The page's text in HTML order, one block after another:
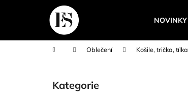
NOVINKY
Domů Oblečení Košile, trička, tílka
Přeskočit
kategorie
Kategorie
í
Zpět
do
Zpět
do